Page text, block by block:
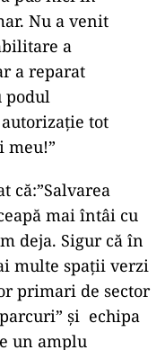
Nu a venit
a
a reparat
podul
tot
meu!”
că:”Salvarea
mai întâi cu
deja. Sigur că în
multe spații verzi
primari de sector
și echipa
un amplu